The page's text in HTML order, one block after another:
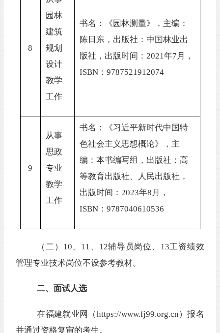
8
园林
建筑
规划
设计
教学
工作
书名：《园林测量》，主编：
陈日东，出版社：中国林业出
版社，出版时间： 2021年7月，
ISBN：9787521912074
9
从事
思政
专业
教学
工作
书名：《习近平新时代中国特
色社会主义思想概论》，主
编：本书编写组，出版社：高
等教育出版社、人民出版社，
出版时间： 2023年8月，
ISBN： 9787040610536
（二） 10、11、12辅导员岗位、13工资绩效
管理专业技术岗位不设参考教材。
二、面试人选
在福建就业网 （https://www.fj99.org.cn）报名
并通过资格复审的考生。